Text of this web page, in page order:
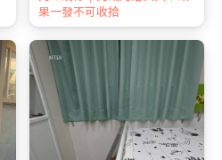
果一發不可收拾